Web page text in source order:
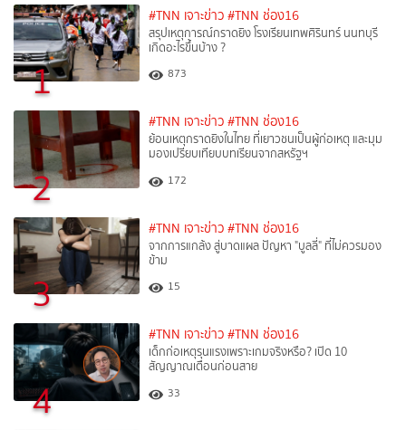
1
#TNN เจาะข่าว #TNN ช่อง16
สรุปเหตุการณ์กราดยิง โรงเรียนเทพศิรินทร์ นนทบุรี
เกิดอะไรขึ้นบ้าง ?
873
2
#TNN เจาะข่าว #TNN ช่อง16
ย้อนเหตุกราดยิงในไทย ที่เยาวชนเป็นผู้ก่อเหตุ และมุม
มองเปรียบเทียบบทเรียนจากสหรัฐฯ
172
3
#TNN เจาะข่าว #TNN ช่อง16
จากการแกล้ง สู่บาดแผล ปัญหา "บูลลี่" ที่ไม่ควรมอง
ข้าม
15
4
#TNN เจาะข่าว #TNN ช่อง16
เด็กก่อเหตุรุนแรงเพราะเกมจริงหรือ? เปิด 10
สัญญาณเตือนก่อนสาย
33